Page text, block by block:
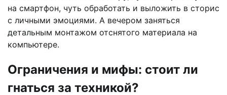
на смартфон, чуть обработать и выложить в сторис
с личными эмоциями. А вечером заняться
детальным монтажом отснятого материала на
компьютере.
Ограничения и мифы: стоит ли
гнаться за техникой?